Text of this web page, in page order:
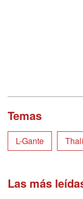
Temas
L-Gante
Las más